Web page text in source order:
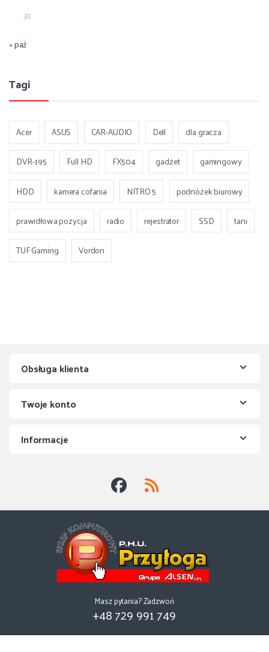
31
« paź
Tagi
Acer ASUS CAR-AUDIO Dell
dla gracza
DVR-195
Full HD FX504 gadżet
gamingowy
HDD
kamera cofania NITRO 5
podnóżek biurowy
prawidłowa pozycja
radio rejestrator SSD
tani
TUF Gaming
Vordon
Obsługa klienta
Twoje konto
Informacje
Masz pytania? Zadzwoń
+48 729 991 749